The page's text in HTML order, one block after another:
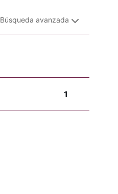
Búsqueda avanzada
1